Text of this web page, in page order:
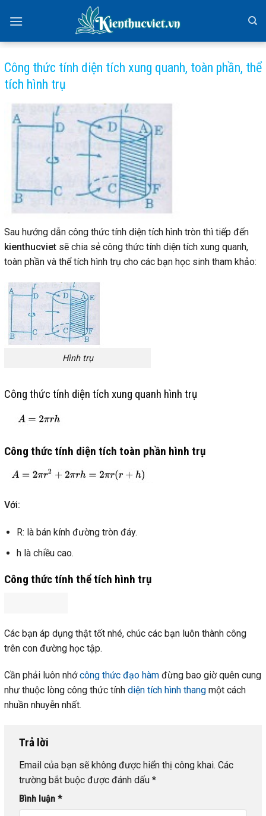
Công thức tính diện tích xung quanh, toàn phần, thể
tích hình trụ
Sau hướng dẫn công thức tính diện tích hình tròn thì tiếp đến
kienthucviet sẽ chia sẻ công thức tính diện tích xung quanh,
toàn phần và thể tích hình trụ cho các bạn học sinh tham khảo:
Hình trụ
Công thức tính diện tích xung quanh hình trụ
Công thức tính diện tích toàn phần hình trụ
Với:
R: là bán kính đường tròn đáy.
h là chiều cao.
Công thức tính thể tích hình trụ
Các bạn áp dụng thật tốt nhé, chúc các bạn luôn thành công
trên con đường học tập.
Cần phải luôn nhớcông thức đạo hàm đừng bao giờ quên cung
như thuộc lòng công thức tính diện tích hình thang một cách
nhuần nhuyễn nhất.
Trả lời
Email của bạn sẽ không được hiển thị công khai. Các
trường bắt buộc được đánh dấu *
Bình luận *